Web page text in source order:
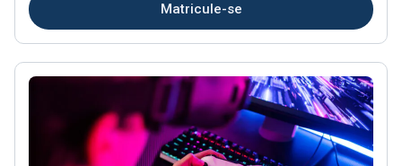
Matricule-se